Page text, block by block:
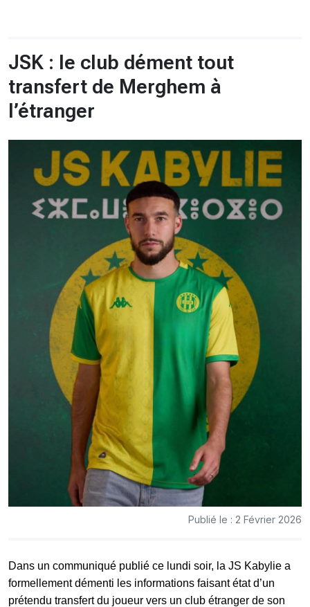
JSK : le club dément tout
transfert de Merghem à
l’étranger
Publié le : 2 Février 2026
Dans un communiqué publié ce lundi soir, la JS Kabylie a
formellement démenti les informations faisant état d’un
prétendu transfert du joueur vers un club étranger de son